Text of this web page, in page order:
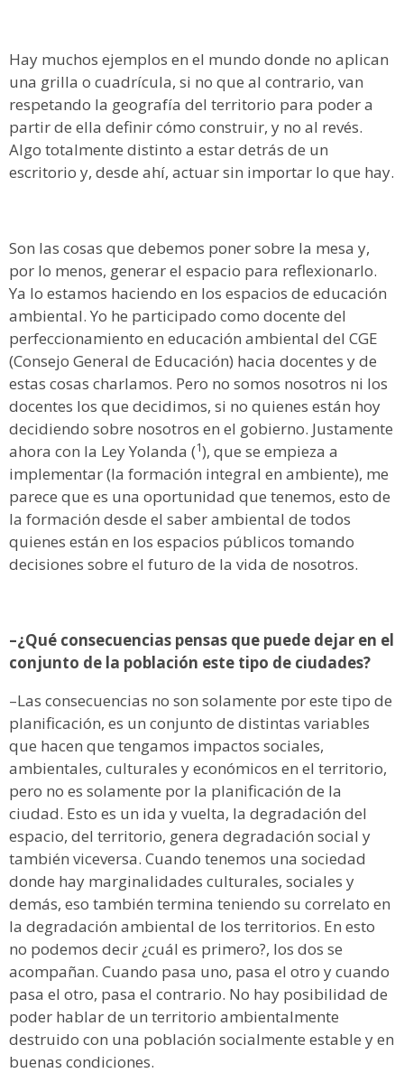
Hay muchos ejemplos en el mundo donde no aplican
una grilla o cuadrícula, si no que al contrario, van
respetando la geografía del territorio para poder a
partir de ella definir cómo construir, y no al revés.
Algo totalmente distinto a estar detrás de un
escritorio y, desde ahí, actuar sin importar lo que hay.
Son las cosas que debemos poner sobre la mesa y,
por lo menos, generar el espacio para reflexionarlo.
Ya lo estamos haciendo en los espacios de educación
ambiental. Yo he participado como docente del
perfeccionamiento en educación ambiental del CGE
(Consejo General de Educación) hacia docentes y de
estas cosas charlamos. Pero no somos nosotros ni los
docentes los que decidimos, si no quienes están hoy
decidiendo sobre nosotros en el gobierno. Justamente
ahora con la Ley Yolanda (1), que se empieza a
implementar (la formación integral en ambiente), me
parece que es una oportunidad que tenemos, esto de
la formación desde el saber ambiental de todos
quienes están en los espacios públicos tomando
decisiones sobre el futuro de la vida de nosotros.
–¿Qué consecuencias pensas que puede dejar en el
conjunto de la población este tipo de ciudades?
–Las consecuencias no son solamente por este tipo de
planificación, es un conjunto de distintas variables
que hacen que tengamos impactos sociales,
ambientales, culturales y económicos en el territorio,
pero no es solamente por la planificación de la
ciudad. Esto es un ida y vuelta, la degradación del
espacio, del territorio, genera degradación social y
también viceversa. Cuando tenemos una sociedad
donde hay marginalidades culturales, sociales y
demás, eso también termina teniendo su correlato en
la degradación ambiental de los territorios. En esto
no podemos decir ¿cuál es primero?, los dos se
acompañan. Cuando pasa uno, pasa el otro y cuando
pasa el otro, pasa el contrario. No hay posibilidad de
poder hablar de un territorio ambientalmente
destruido con una población socialmente estable y en
buenas condiciones.